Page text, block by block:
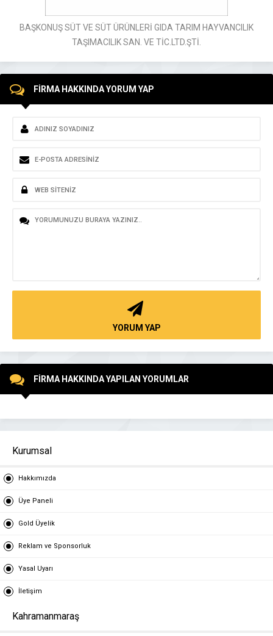
BAŞKONUŞ SÜT VE SÜT ÜRÜNLERİ GIDA TARIM HAYVANCILIK
TAŞIMACILIK SAN. VE TİC.LTD.ŞTİ.
FİRMA HAKKINDA YORUM YAP
YORUM YAP
FİRMA HAKKINDA YAPILAN YORUMLAR
Kurumsal
Hakkımızda
Üye Paneli
Gold Üyelik
Reklam ve Sponsorluk
Yasal Uyarı
İletişim
Kahramanmaraş